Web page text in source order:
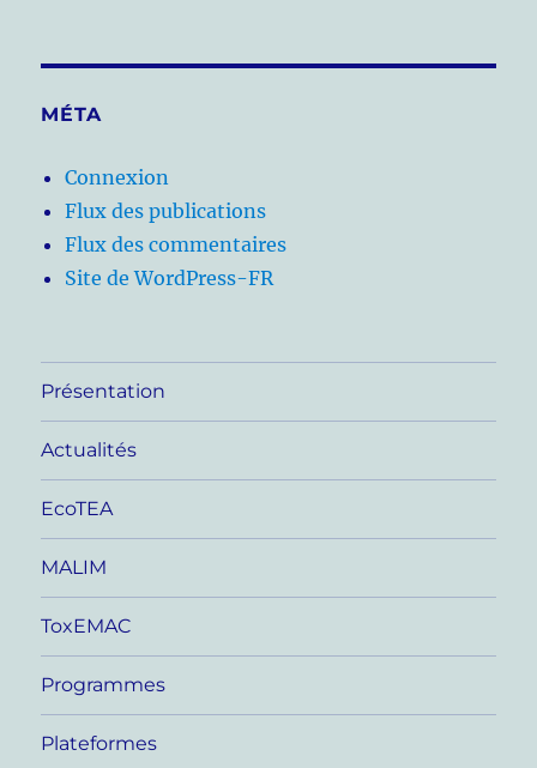
MÉTA
Connexion
Flux des publications
Flux des commentaires
Site de WordPress-FR
Présentation
Actualités
EcoTEA
MALIM
ToxEMAC
Programmes
Plateformes